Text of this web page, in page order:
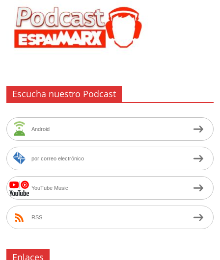
Escucha nuestro Podcast
Android
por correo electrónico
YouTube Music
RSS
Enlaces